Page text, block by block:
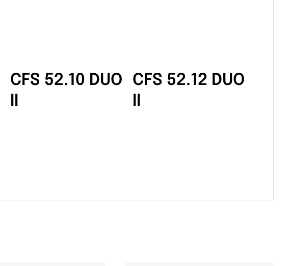
CFS 52.10 DUO
II
CFS 52.12 DUO
II